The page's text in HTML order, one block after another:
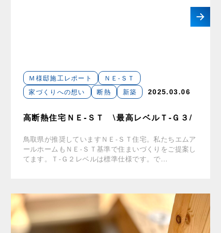
Ｍ様邸施工レポート
ＮＥ-ＳＴ
家づくりへの想い
断熱 新築 2025.03.06
高断熱住宅ＮＥ-ＳＴ \最高レベルＴ-Ｇ３/
鳥取県が推奨していますＮＥ-ＳＴ住宅。私たちエムア
ールホームもＮＥ-ＳＴ基準で住まいづくりをご提案し
てます。Ｔ-Ｇ２レベルは標準仕様です。で…